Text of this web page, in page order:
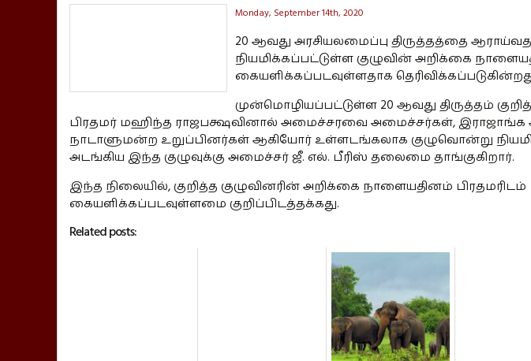
Monday, September 14th, 2020
20 ஆவது அரசியலமைப்பு திருத்தத்தை
நியமிக்கப்பட்டுள்ள குழுவின் அறிக்கை
கையளிக்கப்படவுள்ளதாக
முன்மொழியப்பட்டுள்ள 20 ஆவது திருத்தம்
பிரதமர் மஹிந்த ராஜபக்ஷவினால் அமைச்சரவை அமைச்சர்கள்,
நாடாளுமன்ற உறுப்பினர்கள் ஆகியோர் உள்ளடங்கலாக குழுவொன்று
அடங்கிய இந்த குழுவுக்கு அமைச்சர் ஜீ. எல். பீரிஸ் தலைமை தாங்குகிறார்.
இந்த நிலையில், குறித்த குழுவினரின் அறிக்கை நாளையதினம் பிரதமரிடம்
கையளிக்கப்படவுள்ளமை குறிப்பிடத்தக்கது.
Related posts: